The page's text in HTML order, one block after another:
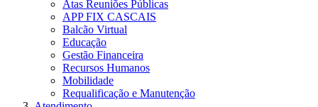
Atas Reuniões Públicas
APP FIX CASCAIS
Balcão Virtual
Educação
Gestão Financeira
Recursos Humanos
Mobilidade
Requalificação e Manutenção